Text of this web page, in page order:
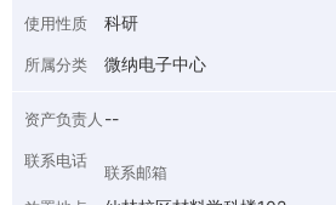
使用性质 科研
所属分类 微纳电子中心
资产负责人 --
联系电话
联系邮箱